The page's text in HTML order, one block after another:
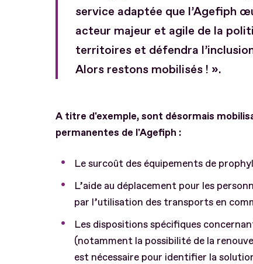
service adaptée que l’Agefiph
acteur majeur et agile de la
territoires et défendra
Alors restons mobilisés ! ».
A titre d'exemple, sont désormais
permanentes de l'Agefiph :
Le surcoût des équipements de
L’aide au déplacement pour les
par l’utilisation des transports en
Les dispositions spécifiques
(notamment la possibilité de la
est nécessaire pour identifier la